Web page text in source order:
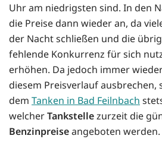
Uhr am niedrigsten sind. In den
die Preise dann wieder an, da
der Nacht schließen und die
fehlende Konkurrenz für sich
erhöhen. Da jedoch immer
diesem Preisverlauf ausbrechen,
dem Tanken in Bad Feilnbach
welcherTankstellezurzeit die
Benzinpreiseangeboten werden.